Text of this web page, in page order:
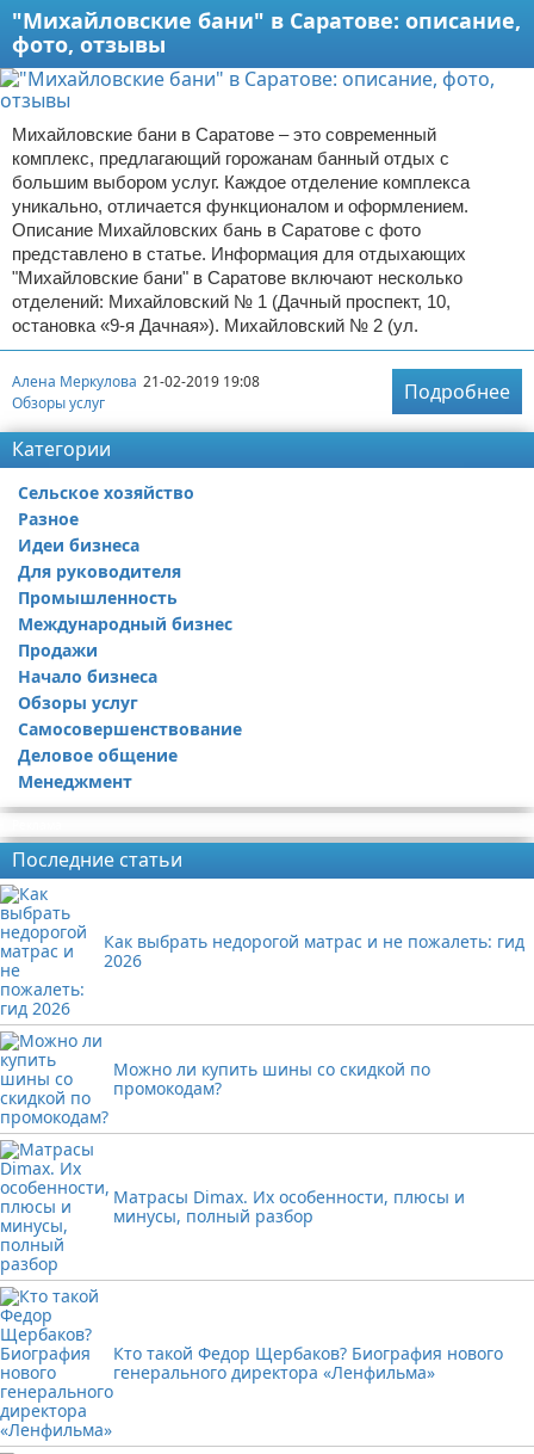
"Михайловские бани" в Саратове: описание,
фото, отзывы
Михайловские бани в Саратове – это современный
комплекс, предлагающий горожанам банный отдых с
большим выбором услуг. Каждое отделение комплекса
уникально, отличается функционалом и оформлением.
Описание Михайловских бань в Саратове с фото
представлено в статье. Информация для отдыхающих
"Михайловские бани" в Саратове включают несколько
отделений: Михайловский № 1 (Дачный проспект, 10,
остановка «9-я Дачная»). Михайловский № 2 (ул.
Алена Меркулова 21-02-2019 19:08
Обзоры услуг
Подробнее
Категории
Сельское хозяйство
Разное
Идеи бизнеса
Для руководителя
Промышленность
Международный бизнес
Продажи
Начало бизнеса
Обзоры услуг
Самосовершенствование
Деловое общение
Менеджмент
Последние статьи
Как выбрать недорогой матрас и не пожалеть: гид
2026
Можно ли купить шины со скидкой по
промокодам?
Матрасы Dimax. Их особенности, плюсы и
минусы, полный разбор
Кто такой Федор Щербаков? Биография нового
генерального директора «Ленфильма»